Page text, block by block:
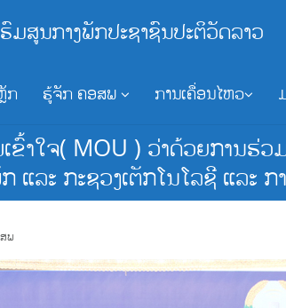
ມສູນກາງພັກປະຊາຊົນປະຕິວັດລາວ
ກ ຮູ້ຈັກ ຄອສພ ການເຄື່ອນໄຫວ
າໃຈ( MOU ) ວ່າດ້ວຍການຮ່ວ
ແລະ ກະຊວງເຕັກໂນໂລຊີ ແລະ ກ
ພ